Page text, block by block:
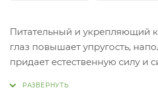
Питательный и укрепляющий
глаз повышает упругость,
придает естественную силу и